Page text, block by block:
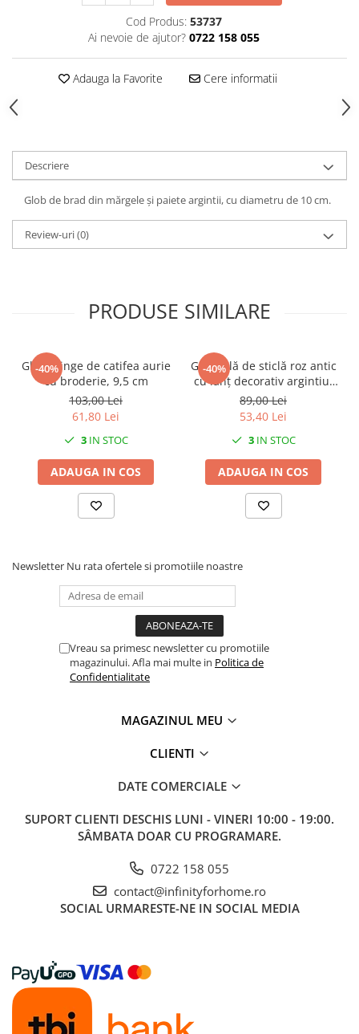
Accesorii decorative
Ghivece si jardiniere
Textile pentru casa
Home Office
Designers' Choice
Cod Produs: 53737
Ai nevoie de ajutor? 0722 158 055
Adauga la Favorite Cere informatii
Descriere
Glob de brad din mărgele și paiete argintii, cu diametru de 10 cm.
Review-uri(0)
PRODUSE SIMILARE
-40%
Glob minge de catifea aurie
cu broderie, 9,5 cm
103,00 Lei
61,80 Lei
3IN STOC
ADAUGA IN COS
-40%
Glob bilă de sticlă roz antic
cu lanț decorativ argintiu,
12 cm
89,00 Lei
53,40 Lei
3IN STOC
ADAUGA IN COS
Newsletter Nu rata ofertele si promotiile noastre
Vreau sa primesc newsletter cu promotiile
magazinului. Afla mai multe in Politica de
Confidentialitate
MAGAZINUL MEU
CLIENTI
DATE COMERCIALE
SUPORT CLIENTI DESCHIS LUNI - VINERI 10:00 - 19:00.
SÂMBATA DOAR CU PROGRAMARE.
0722 158 055
contact@infinityforhome.ro
SOCIAL URMARESTE-NE IN SOCIAL MEDIA